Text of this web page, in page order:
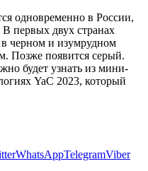
одновременно в России,
В первых двух странах
в черном и изумрудном
Позже появится серый.
будет узнать из мини-
YaC 2023, который
WhatsAppTelegramViber